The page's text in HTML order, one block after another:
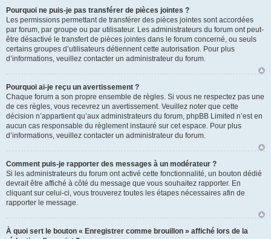
Pourquoi ne puis-je pas transférer de pièces jointes ?
Les permissions permettant de transférer des pièces jointes sont accordées
par forum, par groupe ou par utilisateur. Les administrateurs du forum ont peut-
être désactivé le transfert de pièces jointes dans le forum concerné, ou seuls
certains groupes d’utilisateurs détiennent cette autorisation. Pour plus
d’informations, veuillez contacter un administrateur du forum.
Pourquoi ai-je reçu un avertissement ?
Chaque forum a son propre ensemble de règles. Si vous ne respectez pas une
de ces règles, vous recevrez un avertissement. Veuillez noter que cette
décision n’appartient qu’aux administrateurs du forum, phpBB Limited n’est en
aucun cas responsable du règlement instauré sur cet espace. Pour plus
d’informations, veuillez contacter un administrateur du forum.
Comment puis-je rapporter des messages à un modérateur ?
Si les administrateurs du forum ont activé cette fonctionnalité, un bouton dédié
devrait être affiché à côté du message que vous souhaitez rapporter. En
cliquant sur celui-ci, vous trouverez toutes les étapes nécessaires afin de
rapporter le message.
À quoi sert le bouton « Enregistrer comme brouillon » affiché lors de la